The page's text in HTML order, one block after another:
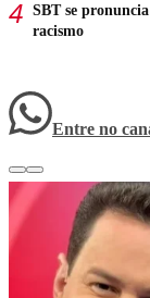
SBT se
racismo
Entre no